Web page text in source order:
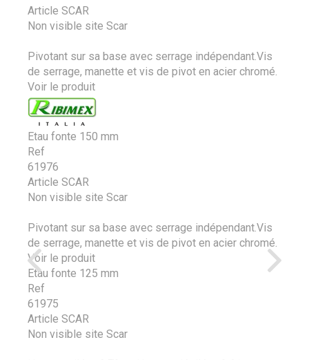
Article SCAR
Non visible site Scar
Pivotant sur sa base avec serrage indépendant.Vis
de serrage, manette et vis de pivot en acier chromé.
Voir le produit
Etau fonte 150 mm
Ref
61976
Article SCAR
Non visible site Scar
Pivotant sur sa base avec serrage indépendant.Vis
de serrage, manette et vis de pivot en acier chromé.
Voir le produit
Etau fonte 125 mm
Ref
61975
Article SCAR
Non visible site Scar